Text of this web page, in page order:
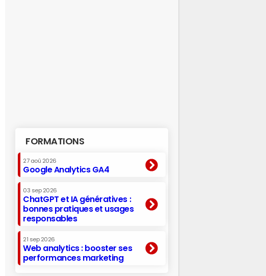
FORMATIONS
27 aoû 2026
Google Analytics GA4
03 sep 2026
ChatGPT et IA génératives :
bonnes pratiques et usages
responsables
21 sep 2026
Web analytics : booster ses
performances marketing